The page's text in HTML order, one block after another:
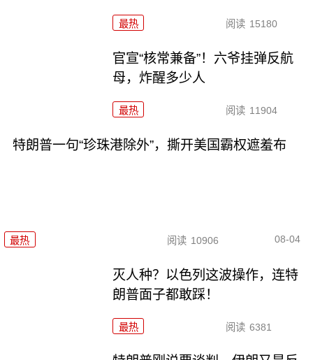
最热 阅读 15180
官宣“核常兼备”！六爷挂弹反航
母，炸醒多少人
最热 阅读 11904
特朗普一句“珍珠港除外”，撕开美国霸权遮羞布
最热 阅读 10906 08-04
灭人种？以色列这波操作，连特
朗普面子都敢踩！
最热 阅读 6381